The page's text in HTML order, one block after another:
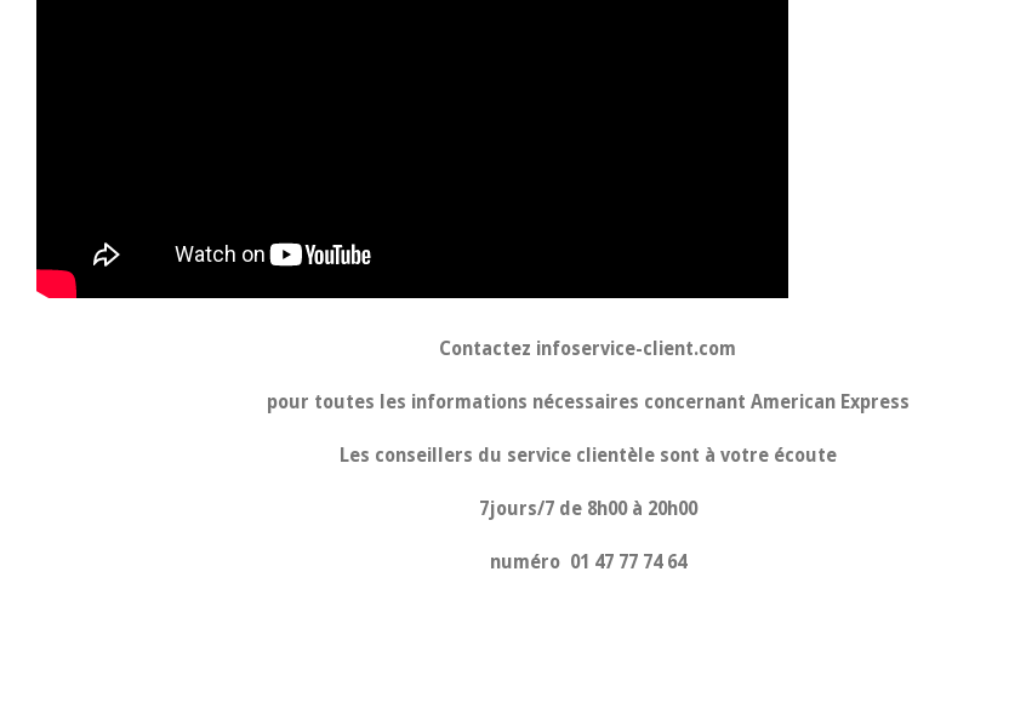
Contactez infoservice-client.com
pour toutes les informations nécessaires concernant American Express
Les conseillers du service clientèle sont à votre écoute
7jours/7 de 8h00 à 20h00
numéro 01 47 77 74 64